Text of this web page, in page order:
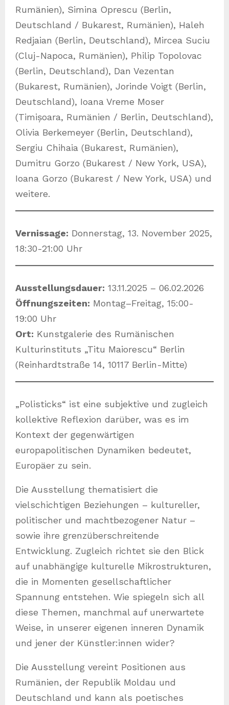
Rumänien), Simina Oprescu (Berlin,
Deutschland / Bukarest, Rumänien), Haleh
Redjaian (Berlin, Deutschland), Mircea Suciu
(Cluj-Napoca, Rumänien), Philip Topolovac
(Berlin, Deutschland), Dan Vezentan
(Bukarest, Rumänien), Jorinde Voigt (Berlin,
Deutschland), Ioana Vreme Moser
(Timișoara, Rumänien / Berlin, Deutschland),
Olivia Berkemeyer (Berlin, Deutschland),
Sergiu Chihaia (Bukarest, Rumänien),
Dumitru Gorzo (Bukarest / New York, USA),
Ioana Gorzo (Bukarest / New York, USA) und
weitere.
Vernissage: Donnerstag, 13. November 2025,
18:30-21:00 Uhr
Ausstellungsdauer: 13.11.2025 – 06.02.2026
Öffnungszeiten: Montag–Freitag, 15:00-
19:00 Uhr
Ort: Kunstgalerie des Rumänischen
Kulturinstituts „Titu Maiorescu“ Berlin
(Reinhardtstraße 14, 10117 Berlin-Mitte)
„Polisticks“ ist eine subjektive und zugleich
kollektive Reflexion darüber, was es im
Kontext der gegenwärtigen
europapolitischen Dynamiken bedeutet,
Europäer zu sein.
Die Ausstellung thematisiert die
vielschichtigen Beziehungen – kultureller,
politischer und machtbezogener Natur –
sowie ihre grenzüberschreitende
Entwicklung. Zugleich richtet sie den Blick
auf unabhängige kulturelle Mikrostrukturen,
die in Momenten gesellschaftlicher
Spannung entstehen. Wie spiegeln sich all
diese Themen, manchmal auf unerwartete
Weise, in unserer eigenen inneren Dynamik
und jener der Künstler:innen wider?
Die Ausstellung vereint Positionen aus
Rumänien, der Republik Moldau und
Deutschland und kann als poetisches